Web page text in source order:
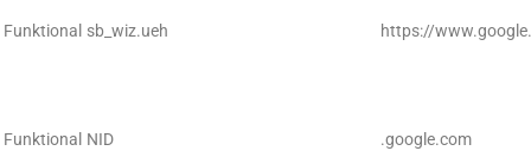
Funktional sb_wiz.ueh https://
Funktional NID .google.com